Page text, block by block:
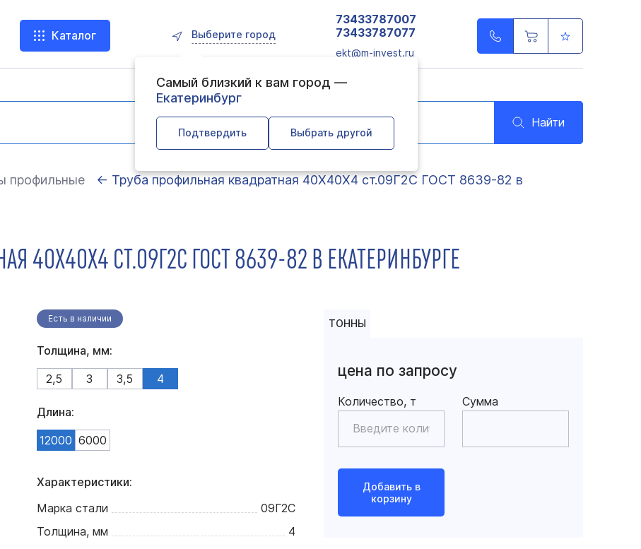
Каталог Выберите город
Самый близкий к вам город —
Екатеринбург
Подтвердить Выбрать другой
73433787007
73433787077
ekt@m-invest.ru
Найти
профильные
← Труба профильная квадратная 40Х40Х4 ст.09Г2С ГОСТ 8639-82 в
40Х40Х4 СТ.09Г2С ГОСТ 8639-82 В ЕКАТЕРИНБУРГЕ
Есть в наличии
Толщина, мм:
2,5
3 3,5 4
Длина:
12000 6000
Характеристики:
Марка стали
09Г2С
Толщина, мм
4
ТОННЫ
цена по запросу
Количество, т Сумма
Добавить в
корзину